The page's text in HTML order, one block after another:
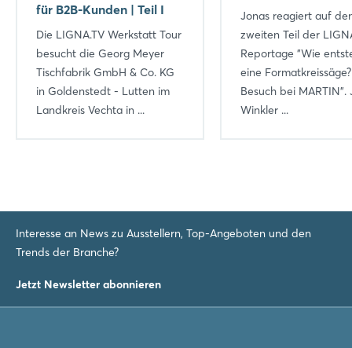
für B2B-Kunden | Teil I
Die LIGNA.TV Werkstatt Tour
besucht die Georg Meyer
Tischfabrik GmbH & Co. KG
in Goldenstedt - Lutten im
Landkreis Vechta in ...
Jonas reagiert auf
zweiten Teil der
Reportage "Wie
eine
Besuch bei MARTIN".
Winkler ...
Interesse an News zu Ausstellern, Top-Angeboten und den
Trends der Branche?
Jetzt Newsletter abonnieren